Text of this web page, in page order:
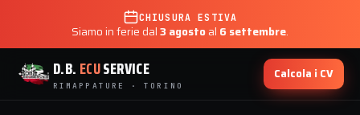
CHIUSURA ESTIVA
Siamo in ferie dal3 agostoal 6 settembre.
D.B. ECUSERVICE
RIMAPPATURE · TORINO
Calcola i CV